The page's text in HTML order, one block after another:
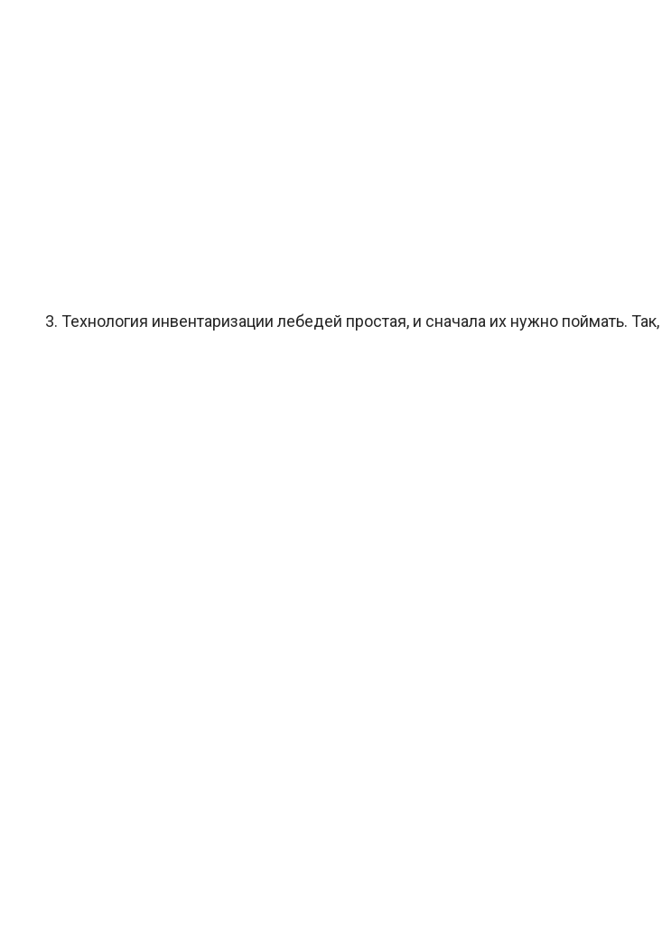
3. Технология инвентаризации лебедей простая, и сначала их нужно поймать.